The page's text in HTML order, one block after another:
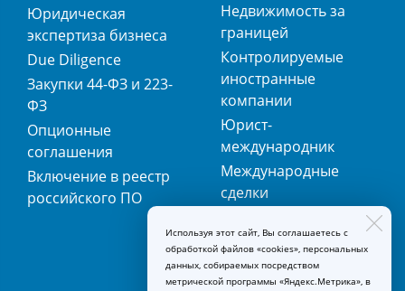
Юридическая
экспертиза бизнеса
Due Diligence
Закупки 44-ФЗ и 223-
ФЗ
Опционные
соглашения
Включение в реестр
российского ПО
Недвижимость за
границей
Контролируемые
иностранные
компании
Юрист-
международник
Международные
сделки
регистрация
товарных знаков
Используя этот сайт, Вы соглашаетесь с
обработкой файлов «cookies», персональных
данных, собираемых посредством
метрической программы «Яндекс.Метрика», в